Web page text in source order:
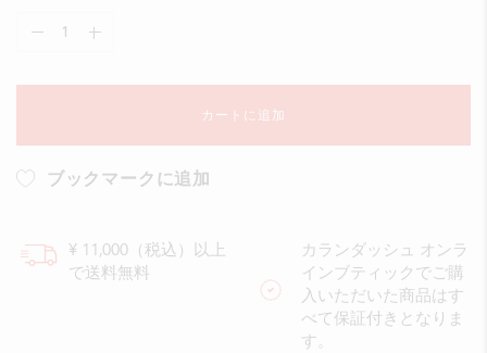
カートに追加
ブックマークに追加
¥ 11,000（税込）以上
で送料無料
カランダッシュ オンラ
インブティックでご購
入いただいた商品はす
べて保証付きとなりま
す。